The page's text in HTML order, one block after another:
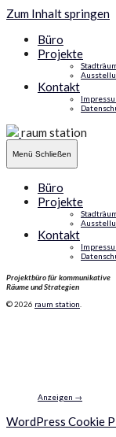
Zum Inhalt springen
Büro
Projekte
Kontakt
raum station
Menü Schließen
Büro
Projekte
Kontakt
Projektbüro für kommunikative
Räume und Strategien
© 2026 raum station
Anzeigen →
WordPress Cookie